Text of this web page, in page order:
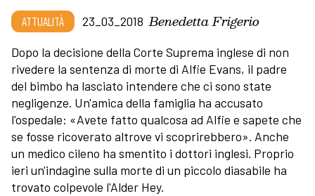
ATTUALITÀ 23_03_2018 Benedetta Frigerio
Dopo la decisione della Corte Suprema inglese di non
rivedere la sentenza di morte di Alfie Evans, il padre
del bimbo ha lasciato intendere che ci sono state
negligenze. Un'amica della famiglia ha accusato
l'ospedale: «Avete fatto qualcosa ad Alfie e sapete che
se fosse ricoverato altrove vi scoprirebbero». Anche
un medico cileno ha smentito i dottori inglesi. Proprio
ieri un'indagine sulla morte di un piccolo diasabile ha
trovato colpevole l'Alder Hey.